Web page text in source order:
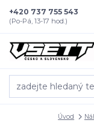
+420 737 755 543
(Po-Pá, 13-17 hod.)
Úvod